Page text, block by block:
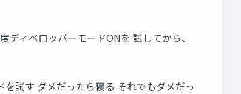
ィベロッパーモードONを 試してから、
試す ダメだったら寝る それでもダメだっ